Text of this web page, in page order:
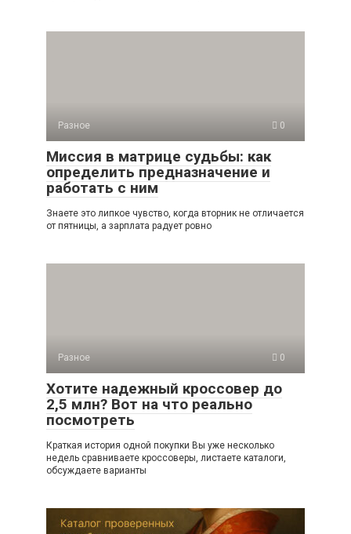
Разное 0
Миссия в матрице судьбы: как
определить предназначение и
работать с ним
Знаете это липкое чувство, когда вторник не отличается
от пятницы, а зарплата радует ровно
Разное 0
Хотите надежный кроссовер до
2,5 млн? Вот на что реально
посмотреть
Краткая история одной покупки Вы уже несколько
недель сравниваете кроссоверы, листаете каталоги,
обсуждаете варианты